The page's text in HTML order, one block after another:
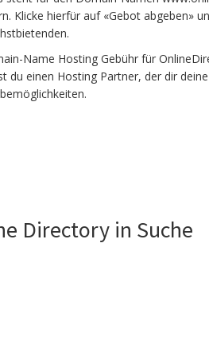
Klicke hierfür auf «Gebot abgeben»
Name Hosting Gebühr für
du einen Hosting Partner, der dir
Directory in Suche